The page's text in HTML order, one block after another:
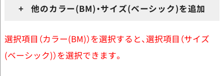
+ 他のカラー(BM)・サイズ(ベーシック)を追加
選択項目（カラー(BM)）を選択すると、選択項目（サイズ
(ベーシック)）を選択できます。